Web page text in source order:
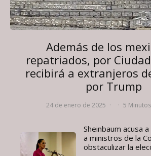
Además de los
repatriados, por
recibirá a extranjeros
por Trump
24 de enero de 2025 · · 5
Sheinbaum acusa
a ministros de la
obstaculizar la